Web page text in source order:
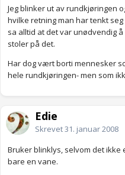
Jeg blinker ut av rundkjøringen
hvilke retning man har tenkt
sa alltid at det var unødvendig
stoler på det.
Har dog vært borti mennesker
hele rundkjøringen- men som
Edie
Skrevet31. januar 2008
Bruker blinklys, selvom det
bare en vane.